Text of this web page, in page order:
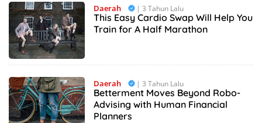
Daerah | 3 Tahun Lalu
This Easy Cardio Swap Will Help You
Train for A Half Marathon
Daerah | 3 Tahun Lalu
Betterment Moves Beyond Robo-
Advising with Human Financial
Planners